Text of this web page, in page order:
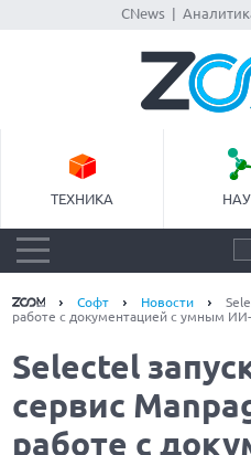
CNews
ТЕХНИКА
Софт Новости
работе с документацией с умным
Selectel
сервис
работе с